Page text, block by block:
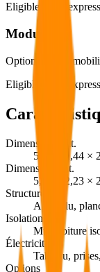
Eligible devis express
Modularité
Options PMR,
Eligible devis express
Dimensions ext.
5,90 × 2,44 ×
Dimensions int.
5,69 × 2,23 ×
Structure
Acier/alu,
Isolation
Murs/toiture
Électricité
Tableau,
Options